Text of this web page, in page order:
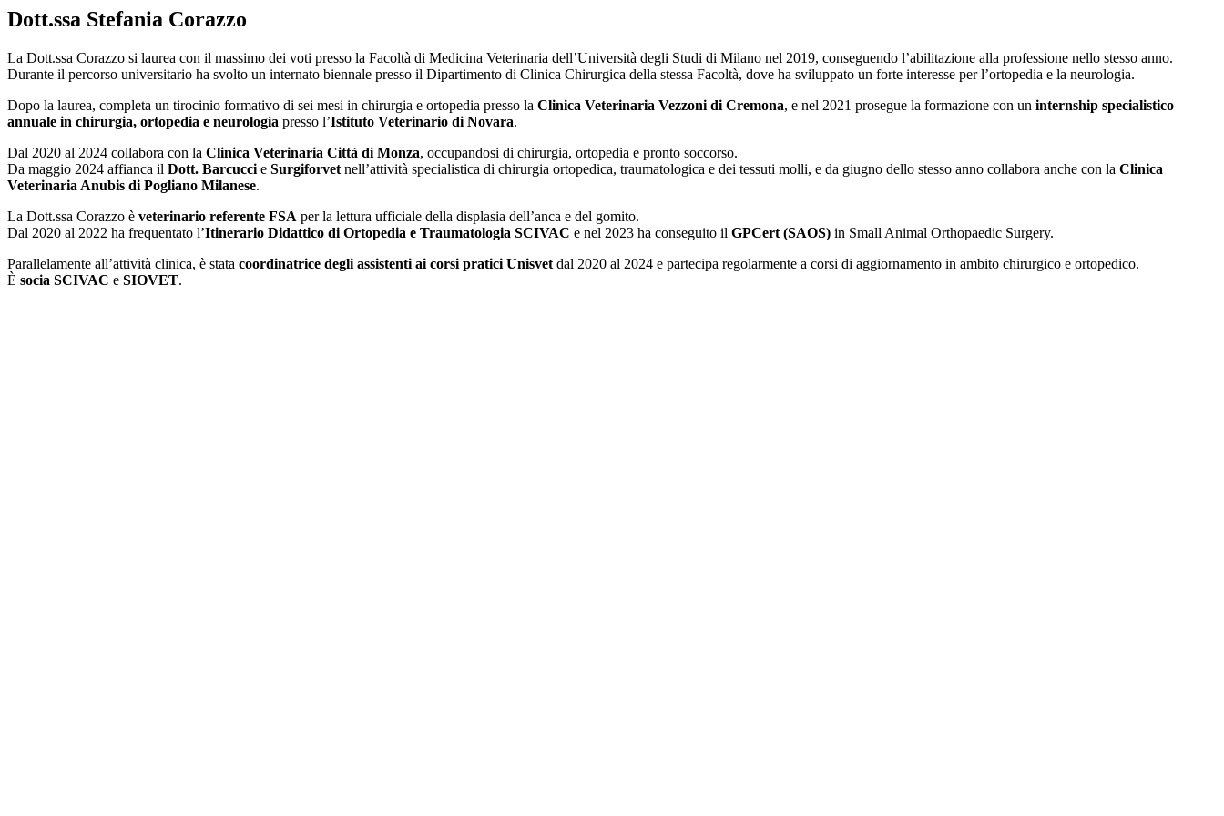
Dott.ssa Stefania Corazzo
La Dott.ssa Corazzo si laurea con il massimo dei voti presso la Facoltà di Medicina Veterinaria dell’Università degli Studi di Milano nel 2019, conseguendo l’abilitazione alla professione nello stesso anno.
Durante il percorso universitario ha svolto un internato biennale presso il Dipartimento di Clinica Chirurgica della stessa Facoltà, dove ha sviluppato un forte interesse per l’ortopedia e la neurologia.
Dopo la laurea, completa un tirocinio formativo di sei mesi in chirurgia e ortopedia presso la Clinica Veterinaria Vezzoni di Cremona, e nel 2021 prosegue la formazione con un internship specialistico
annuale in chirurgia, ortopedia e neurologia presso l’Istituto Veterinario di Novara.
Dal 2020 al 2024 collabora con la Clinica Veterinaria Città di Monza, occupandosi di chirurgia, ortopedia e pronto soccorso.
Da maggio 2024 affianca il Dott. Barcucci e Surgiforvet nell’attività specialistica di chirurgia ortopedica, traumatologica e dei tessuti molli, e da giugno dello stesso anno collabora anche con la Clinica
Veterinaria Anubis di Pogliano Milanese.
La Dott.ssa Corazzo è veterinario referente FSA per la lettura ufficiale della displasia dell’anca e del gomito.
Dal 2020 al 2022 ha frequentato l’Itinerario Didattico di Ortopedia e Traumatologia SCIVAC e nel 2023 ha conseguito il GPCert (SAOS) in Small Animal Orthopaedic Surgery.
Parallelamente all’attività clinica, è stata coordinatrice degli assistenti ai corsi pratici Unisvet dal 2020 al 2024 e partecipa regolarmente a corsi di aggiornamento in ambito chirurgico e ortopedico.
È socia SCIVAC e SIOVET.